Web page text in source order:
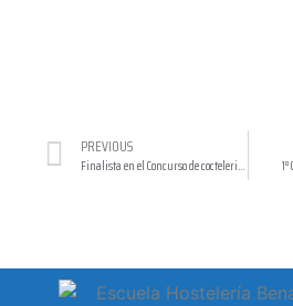
PREVIOUS
Finalista en el Concurso de cocteleria cervecera en la escuela de hostelería Gambrinus Sevilla (2008)